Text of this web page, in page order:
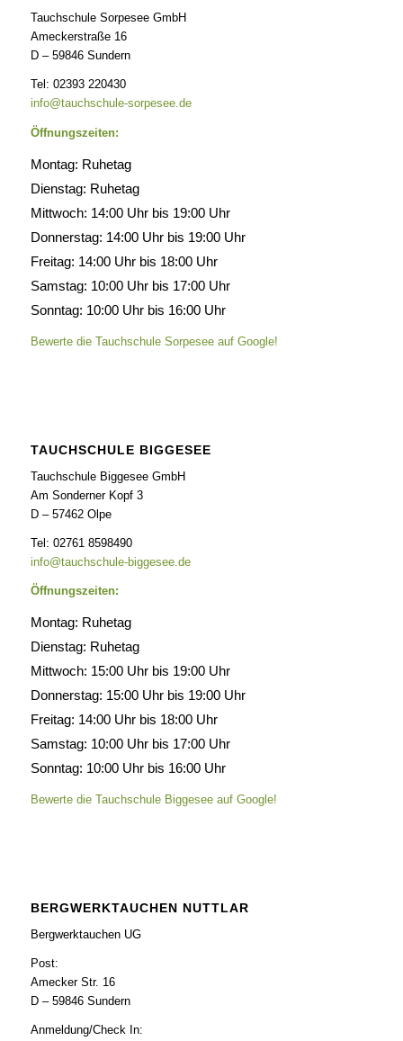
Tauchschule Sorpesee GmbH
Ameckerstraße 16
D – 59846 Sundern
Tel: 02393 220430
info@tauchschule-sorpesee.de
Öffnungszeiten:
Montag: Ruhetag
Dienstag: Ruhetag
Mittwoch: 14:00 Uhr bis 19:00 Uhr
Donnerstag: 14:00 Uhr bis 19:00 Uhr
Freitag: 14:00 Uhr bis 18:00 Uhr
Samstag: 10:00 Uhr bis 17:00 Uhr
Sonntag: 10:00 Uhr bis 16:00 Uhr
Bewerte die Tauchschule Sorpesee auf Google!
TAUCHSCHULE BIGGESEE
Tauchschule Biggesee GmbH
Am Sonderner Kopf 3
D – 57462 Olpe
Tel: 02761 8598490
info@tauchschule-biggesee.de
Öffnungszeiten:
Montag: Ruhetag
Dienstag: Ruhetag
Mittwoch: 15:00 Uhr bis 19:00 Uhr
Donnerstag: 15:00 Uhr bis 19:00 Uhr
Freitag: 14:00 Uhr bis 18:00 Uhr
Samstag: 10:00 Uhr bis 17:00 Uhr
Sonntag: 10:00 Uhr bis 16:00 Uhr
Bewerte die Tauchschule Biggesee auf Google!
BERGWERKTAUCHEN NUTTLAR
Bergwerktauchen UG
Post:
Amecker Str. 16
D – 59846 Sundern
Anmeldung/Check In: